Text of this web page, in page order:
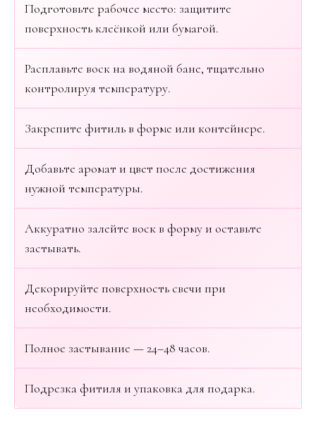
Подготовьте рабочее место: защитите
поверхность клеёнкой или бумагой.
Расплавьте воск на водяной бане, тщательно
контролируя температуру.
Закрепите фитиль в форме или контейнере.
Добавьте аромат и цвет после достижения
нужной температуры.
Аккуратно залейте воск в форму и оставьте
застывать.
Декорируйте поверхность свечи при
необходимости.
Полное застывание — 24–48 часов.
Подрезка фитиля и упаковка для подарка.